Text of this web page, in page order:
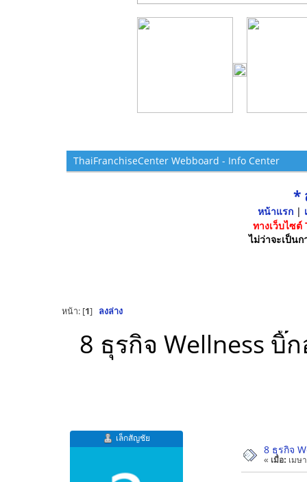
ThaiFranchiseCenter Webboard - Info Center
*
หน้าแรก|
ทางเว็บไซ
ไม่ว่าจะเป็น
หน้า: [1] ลงล่าง
8 ธุรกิจ Wellness
เล็กสัญชัย
8 ธุรกิจ
« เมื่อ: เมษ